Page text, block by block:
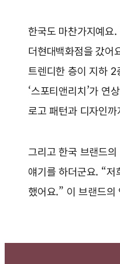
한국도 마찬가지예요
더현대백화점을 갔어
트렌디한 층이 지하 2
‘스포티앤리치’가 연
로고 패턴과 디자인
그리고 한국 브랜드
얘기를 하더군요. “저
했어요.” 이 브랜드의